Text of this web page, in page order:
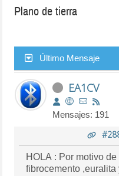
Plano de tierra
Último Mensaje
EA1CV
Mensajes: 191
HOLA : Por motivo
fibrocemento